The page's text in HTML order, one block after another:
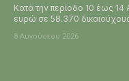
Κατά την περίοδο 10 έως
ευρώ σε 58.370
8 Αυγούστου 2026